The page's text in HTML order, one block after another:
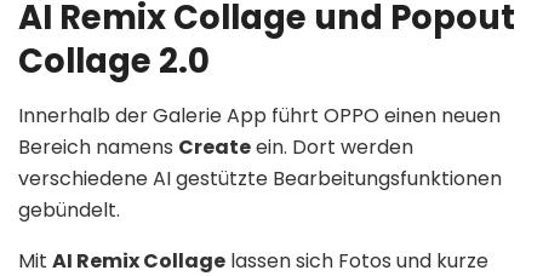
AI Remix Collage und Popout
Collage 2.0
Innerhalb der Galerie App führt OPPO einen neuen
Bereich namens Createein. Dort werden
verschiedene AI gestützte Bearbeitungsfunktionen
gebündelt.
Mit AI Remix Collage lassen sich Fotos und kurze